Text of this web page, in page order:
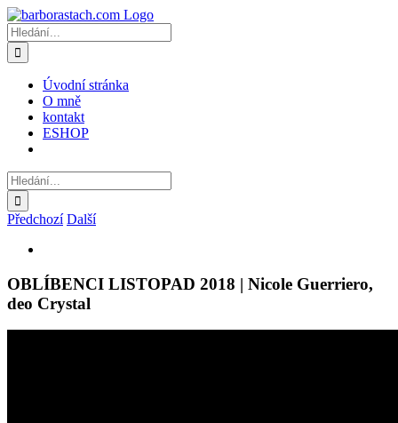
Přeskočit
na
obsah
Hledat:
Úvodní stránka
O mně
kontakt
ESHOP
Hledat:
Předchozí Další
obrázek
OBLÍBENCI LISTOPAD 2018 | Nicole Guerriero,
deo Crystal